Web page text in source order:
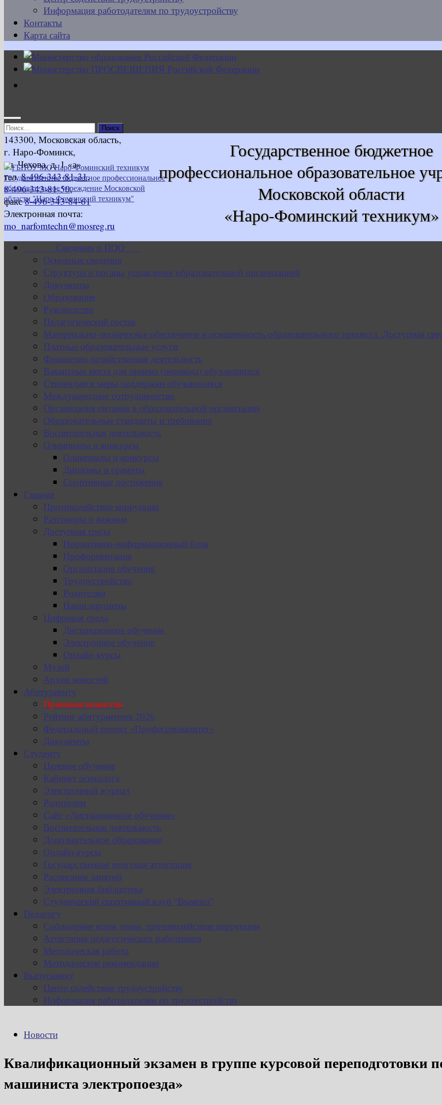
Информация работодателям по трудоустройству
Контакты
Карта сайта
Найти:
Государственное бюджетное
профессиональное образовательное
Московской области
«Наро-Фоминский техникум»
143300, Московская область,
г. Наро-Фоминск,
ул. Чехова, д. 1 «а»
тел.8-496-343-81-31,
8-496-343-81-50,
факс8-496-343-84-61
Электронная почта:
mo_narfomtechn@mosreg.ru
Сведения о ПОО
Основные сведения
Структура и органы управления образовательной организацией
Документы
Образование
Руководство
Педагогический состав
Материально-техническое обеспечение и оснащенность образовательного процесса. Доступная
Платные образовательные услуги
Финансово-хозяйственная деятельность
Вакантные места для приема (перевода) обучающихся
Стипендии и меры поддержки обучающихся
Международное сотрудничество
Организация питания в образовательной организации
Образовательные стандарты и требования
Воспитательная деятельность
Олимпиады и конкурсы
Олимпиады и конкурсы
Дипломы и грамоты
Спортивные достижения
Главная
Противодействие коррупции
Разговоры о важном
Доступная среда
Нормативно-информационный блок
Профориентация
Организация обучения
Трудоустройство
Родителям
Наши партнеры
Цифровая среда
Дистанционное обучение
Электронное обучение
Онлайн-курсы
Музей
Архив новостей
Абитуриенту
Приемная комиссия
Рейтинг абитуриентов 2026
Федеральный проект «Профессионалитет»
Документы
Студенту
Целевое обучение
Кабинет психолога
Электронный журнал
Родителям
Сайт «Дистанционное обучение»
Воспитательная деятельность
Дополнительное образование
Онлайн-курсы
Государственная итоговая аттестация
Расписание занятий
Электронная библиотека
Студенческий спортивный клуб “Вымпел”
Педагогу
Соблюдение норм этики, противодействие коррупции
Аттестация педагогических работников
Методическая работа
Методические рекомендации
Выпускнику
Центр содействия трудоустройству
Информация работодателям по трудоустройству
Новости
Квалификационный экзамен в группе курсовой переподготовки
машиниста электропоезда»